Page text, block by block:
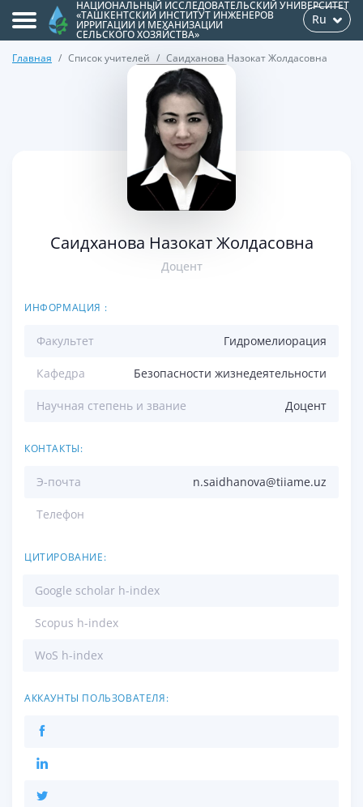
НАЦИОНАЛЬНЫЙ ИССЛЕДОВАТЕЛЬСКИЙ УНИВЕРСИТЕТ
«ТАШКЕНТСКИЙ ИНСТИТУТ ИНЖЕНЕРОВ
ИРРИГАЦИИ И МЕХАНИЗАЦИИ
СЕЛЬСКОГО ХОЗЯЙСТВА»
Ru
Главная Список учителей Саидханова Назокат Жолдасовна
Саидханова Назокат Жолдасовна
Доцент
ИНФОРМАЦИЯ :
Факультет Гидромелиорация
Кафедра Безопасности жизнедеятельности
Научная степень и звание Доцент
КОНТАКТЫ:
Э-почта n.saidhanova@tiiame.uz
Телефон
ЦИТИРОВАНИЕ:
Google scholar h-index
Scopus h-index
WoS h-index
АККАУНТЫ ПОЛЬЗОВАТЕЛЯ: